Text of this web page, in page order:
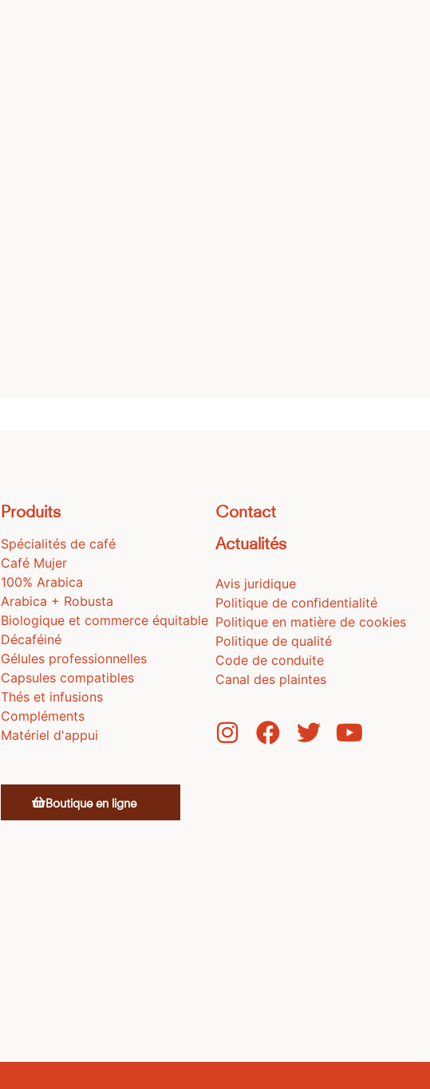
Produits
Spécialités de café
Café Mujer
100% Arabica
Arabica + Robusta
Biologique et commerce équitable
Décaféiné
Gélules professionnelles
Capsules compatibles
Thés et infusions
Compléments
Matériel d'appui
Boutique en ligne
Contact
Actualités
Avis juridique
Politique de confidentialité
Politique en matière de cookies
Politique de qualité
Code de conduite
Canal des plaintes